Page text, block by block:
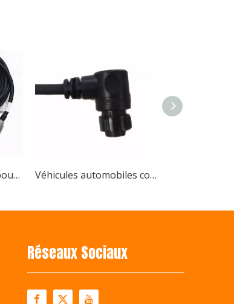
innovants pour machines agricolesEn
Connecteur étanche pour faisceau de câbles de machines agricoles, connecteurs originaux Deutsch TE Molex Véhicules automobiles complets conformes à Rohs pour faisceau de câblage d'assemblage de câbles audio de voiture
Réseaux Sociaux